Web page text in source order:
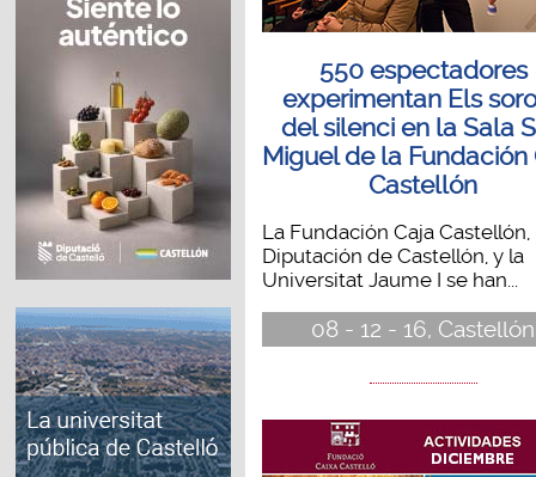
550 espectadores
experimentan Els
del silenci en la Sala
Miguel de la Fundación
Castellón
La Fundación Caja Castellón,
Diputación de Castellón, y la
Universitat Jaume I se han...
08 - 12 - 16, Castellón